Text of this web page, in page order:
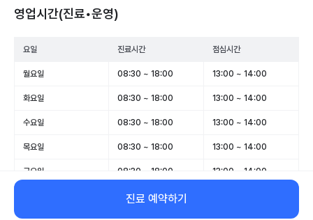
영업시간(진료•운영)
요일 진료시간 점심시간
월요일 08:30 ~ 18:00 13:00 ~ 14:00
화요일 08:30 ~ 18:00 13:00 ~ 14:00
수요일 08:30 ~ 18:00 13:00 ~ 14:00
목요일 08:30 ~ 18:00 13:00 ~ 14:00
금요일 08:30 ~ 18:00 13:00 ~ 14:00
08:30 ~ 13:30
진료 예약하기